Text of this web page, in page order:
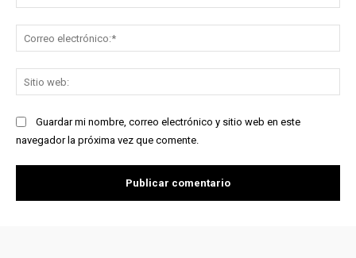
Guardar mi nombre, correo electrónico y sitio web en este
navegador la próxima vez que comente.